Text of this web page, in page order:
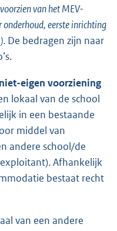
van het MEV-
eerste inrichting
De bedragen zijn naar
eigen voorziening
lokaal van de school
in een bestaande
middel van
andere school/de
Afhankelijk
bestaat recht
van een andere